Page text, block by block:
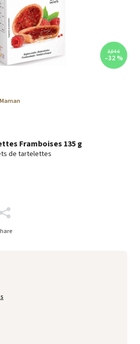
3,04 €
–32 %
Framboises 135 g
de tartelettes